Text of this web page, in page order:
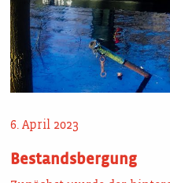
6. April 2023
Bestandsbergung